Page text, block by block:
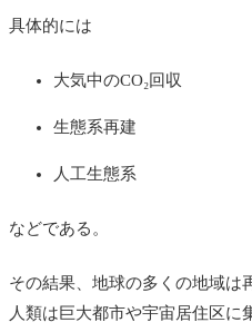
具体的には
大気中のCO₂回収
生態系再建
人工生態系
などである。
その結果、地球の多くの地域は
人類は巨大都市や宇宙居住区に